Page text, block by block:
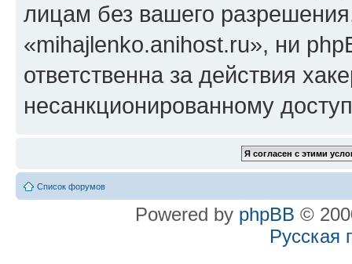
лицам без вашего
«mihajlenko.anihost.ru», ни
ответственна за действия
несанкционированному
Список форумов
Powered by phpBB ©
Русская